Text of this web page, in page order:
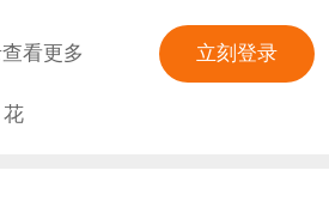
，剧情更新频率为2周
动停止，包括普通周榜
：不忘初心，不断成
声剧已经在“喜马拉
看更多 立刻登录